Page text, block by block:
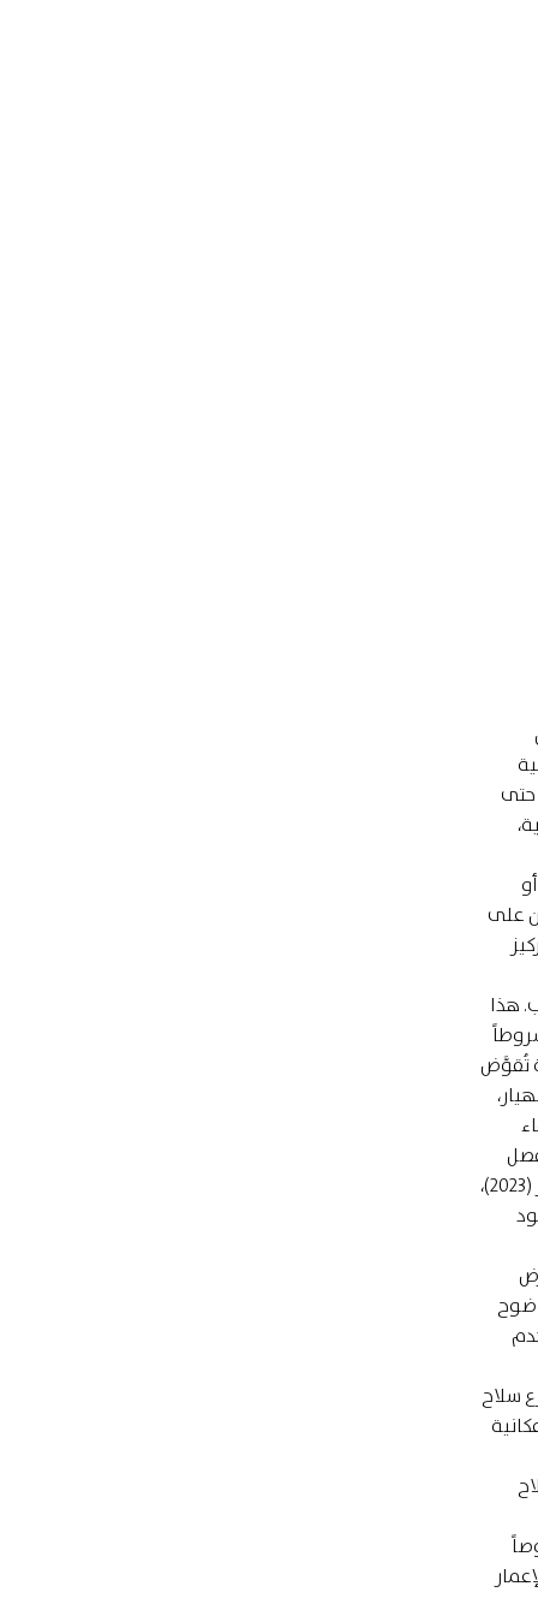
حتى
على
هذا
تُقوَّض
العنصري، ذريعةً لاستمرار الحرب الحالية أو العودة إلى حرب الإبادة. فإسرائيل، وفق عقيدتها الأمنية الجديدة بعد 7 من أكتوبر (2023)،
سلاح